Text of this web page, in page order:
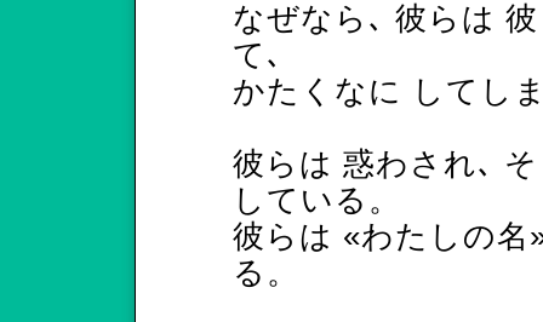
なぜなら､ 彼らは
て､
かたくなに してし
彼らは 惑わされ､
している。
彼らは «わたしの
る。